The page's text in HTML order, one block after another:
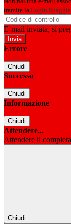
tramite la Login
E-mail inviata, si
Errore
Chiudi
Successo
Chiudi
Informazione
Chiudi
Attendere...
Attendere il
Chiudi